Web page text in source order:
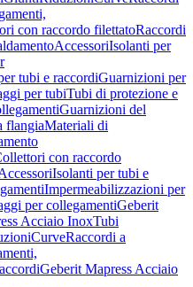
con raccordo filettatoRaccordi
AccessoriIsolanti per
tubi e raccordiGuarnizioni per
per tubiTubi di protezione e
Guarnizioni del
flangiaMateriali di
con raccordo
Isolanti per tubi e
Impermeabilizzazioni per
per collegamentiGeberit
Acciaio InoxTubi
CurveRaccordi a
Geberit Mapress Acciaio